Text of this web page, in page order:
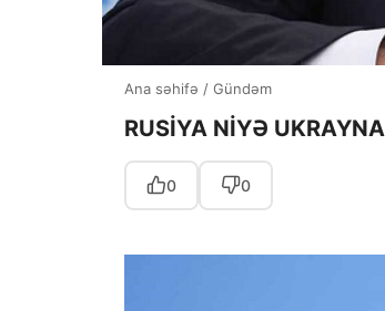
Ana səhifə / Gündəm
RUSİYA NİYƏ
0 0